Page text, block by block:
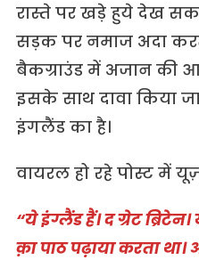
रास्ते पर खड़े हुये देख
सड़क पर नमाज अदा
बैकग्राउंड में अजान की
इसके साथ दावा किया जा
इंगलैंड का है।
वायरल हो रहे पोस्ट में
“ये इंग्लैंड हैं। द ग्रेट
क़ा पाठ पढ़ाया करता